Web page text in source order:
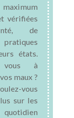
vérifiées
de
pratiques
états.
vous à
maux ?
vous
sur les